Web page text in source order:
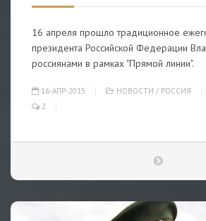
16 апреля прошло традиционное
президента Российской Федерации
россиянами в рамках "Прямой линии".
16-АПР-2015 НОВОСТИ / РОССИЯ
2